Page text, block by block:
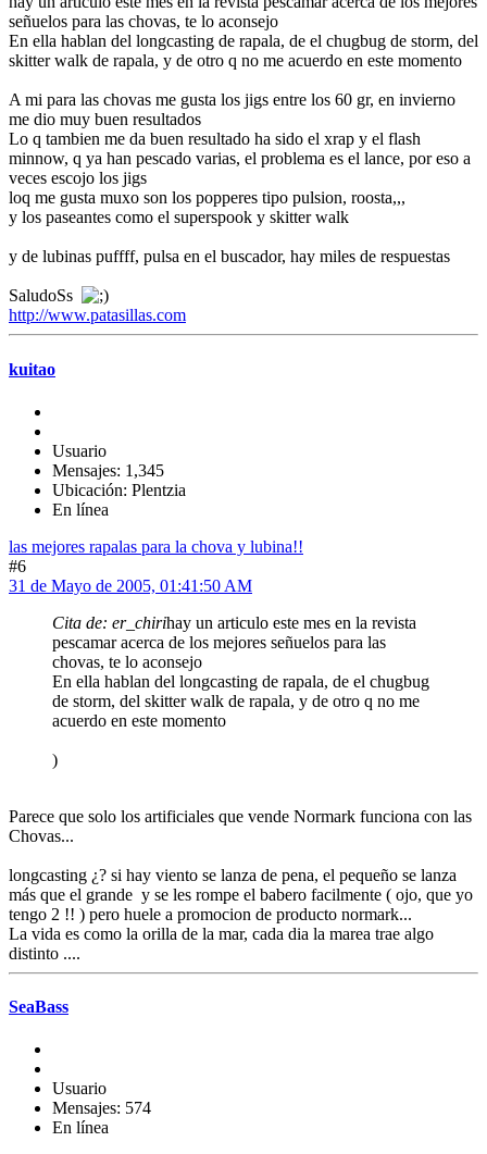
señuelos para las chovas, te lo aconsejo
En ella hablan del longcasting de rapala, de el chugbug de storm, del
skitter walk de rapala, y de otro q no me acuerdo en este momento
A mi para las chovas me gusta los jigs entre los 60 gr, en invierno
me dio muy buen resultados
Lo q tambien me da buen resultado ha sido el xrap y el flash
minnow, q ya han pescado varias, el problema es el lance, por eso a
veces escojo los jigs
loq me gusta muxo son los popperes tipo pulsion, roosta,,,
y los paseantes como el superspook y skitter walk
y de lubinas puffff, pulsa en el buscador, hay miles de respuestas
SaludoSs
http://www.patasillas.com
kuitao
Usuario
Mensajes: 1,345
Ubicación: Plentzia
En línea
las mejores rapalas para la chova y lubina!!
#6
31 de Mayo de 2005, 01:41:50 AM
Cita de: er_chirihay un articulo este mes en la revista
pescamar acerca de los mejores señuelos para las
chovas, te lo aconsejo
En ella hablan del longcasting de rapala, de el chugbug
de storm, del skitter walk de rapala, y de otro q no me
acuerdo en este momento
)
Parece que solo los artificiales que vende Normark funciona con las
Chovas...
longcasting ¿? si hay viento se lanza de pena, el pequeño se lanza
más que el grande y se les rompe el babero facilmente ( ojo, que yo
tengo 2 !! ) pero huele a promocion de producto normark...
La vida es como la orilla de la mar, cada dia la marea trae algo
distinto ....
SeaBass
Usuario
Mensajes: 574
En línea